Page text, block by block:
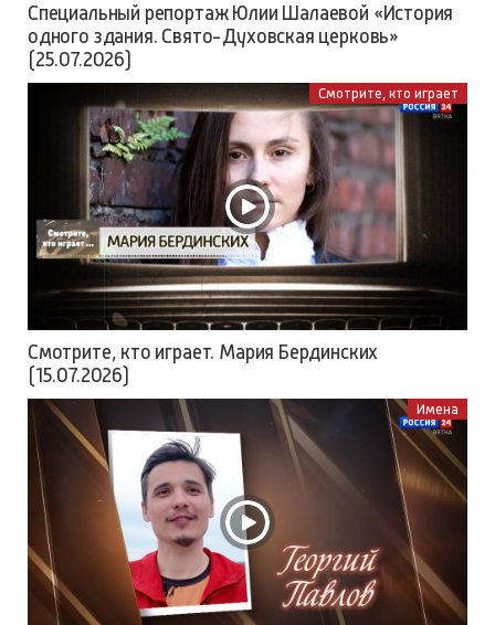
Специальный репортаж Юлии Шалаевой «История
одного здания. Свято-Духовская церковь»
(25.07.2026)
Смотрите, кто играет
Смотрите, кто играет. Мария Бердинских
(15.07.2026)
Имена